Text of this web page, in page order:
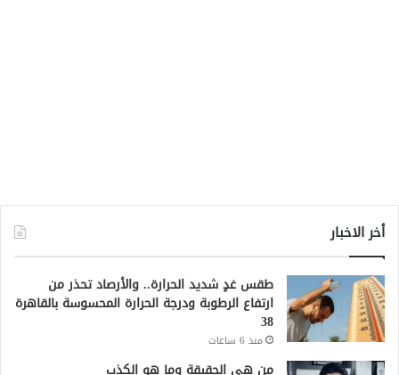
أخر الاخبار
طقس غدٍ شديد الحرارة.. والأرصاد تحذر من
ارتفاع الرطوبة ودرجة الحرارة المحسوسة بالقاهرة
38
منذ 6 ساعات